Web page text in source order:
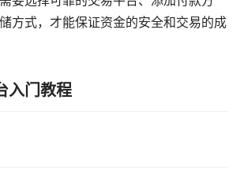
方式，才能保证资金的安全和交易的成
入门教程